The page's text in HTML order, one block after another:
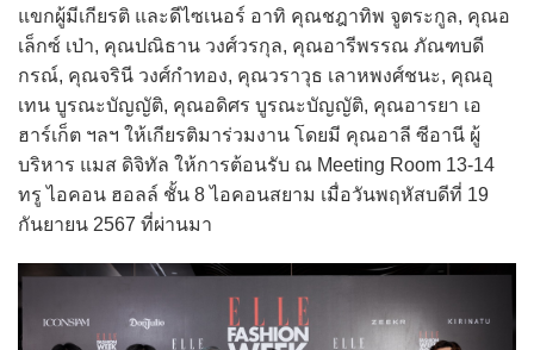
แขกผู้มีเกียรติ และดีไซเนอร์ อาทิ คุณชฎาทิพ จูตระกูล, คุณอ
เล็กซ์ เป่า, คุณปณิธาน วงศ์วรกุล, คุณอารีพรรณ ภัณฑบดี
กรณ์, คุณจรินี วงศ์กำทอง, คุณวราวุธ เลาหพงศ์ชนะ, คุณอุ
เทน บูรณะบัญญัติ, คุณอดิศร บูรณะบัญญัติ, คุณอารยา เอ
ฮาร์เก็ต ฯลฯ ให้เกียรติมาร่วมงาน โดยมี คุณอาลี ซีอานี ผู้
บริหาร แมส ดิจิทัล ให้การต้อนรับ ณ Meeting Room 13-14
ทรู ไอคอน ฮอลล์ ชั้น 8 ไอคอนสยาม เมื่อวันพฤหัสบดีที่ 19
กันยายน 2567 ที่ผ่านมา